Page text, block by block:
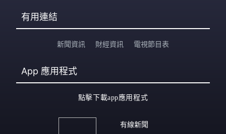
有用連結
新聞資訊 財經資訊 電視節目表
App 應用程式
點擊下載app應用程式
有線新聞